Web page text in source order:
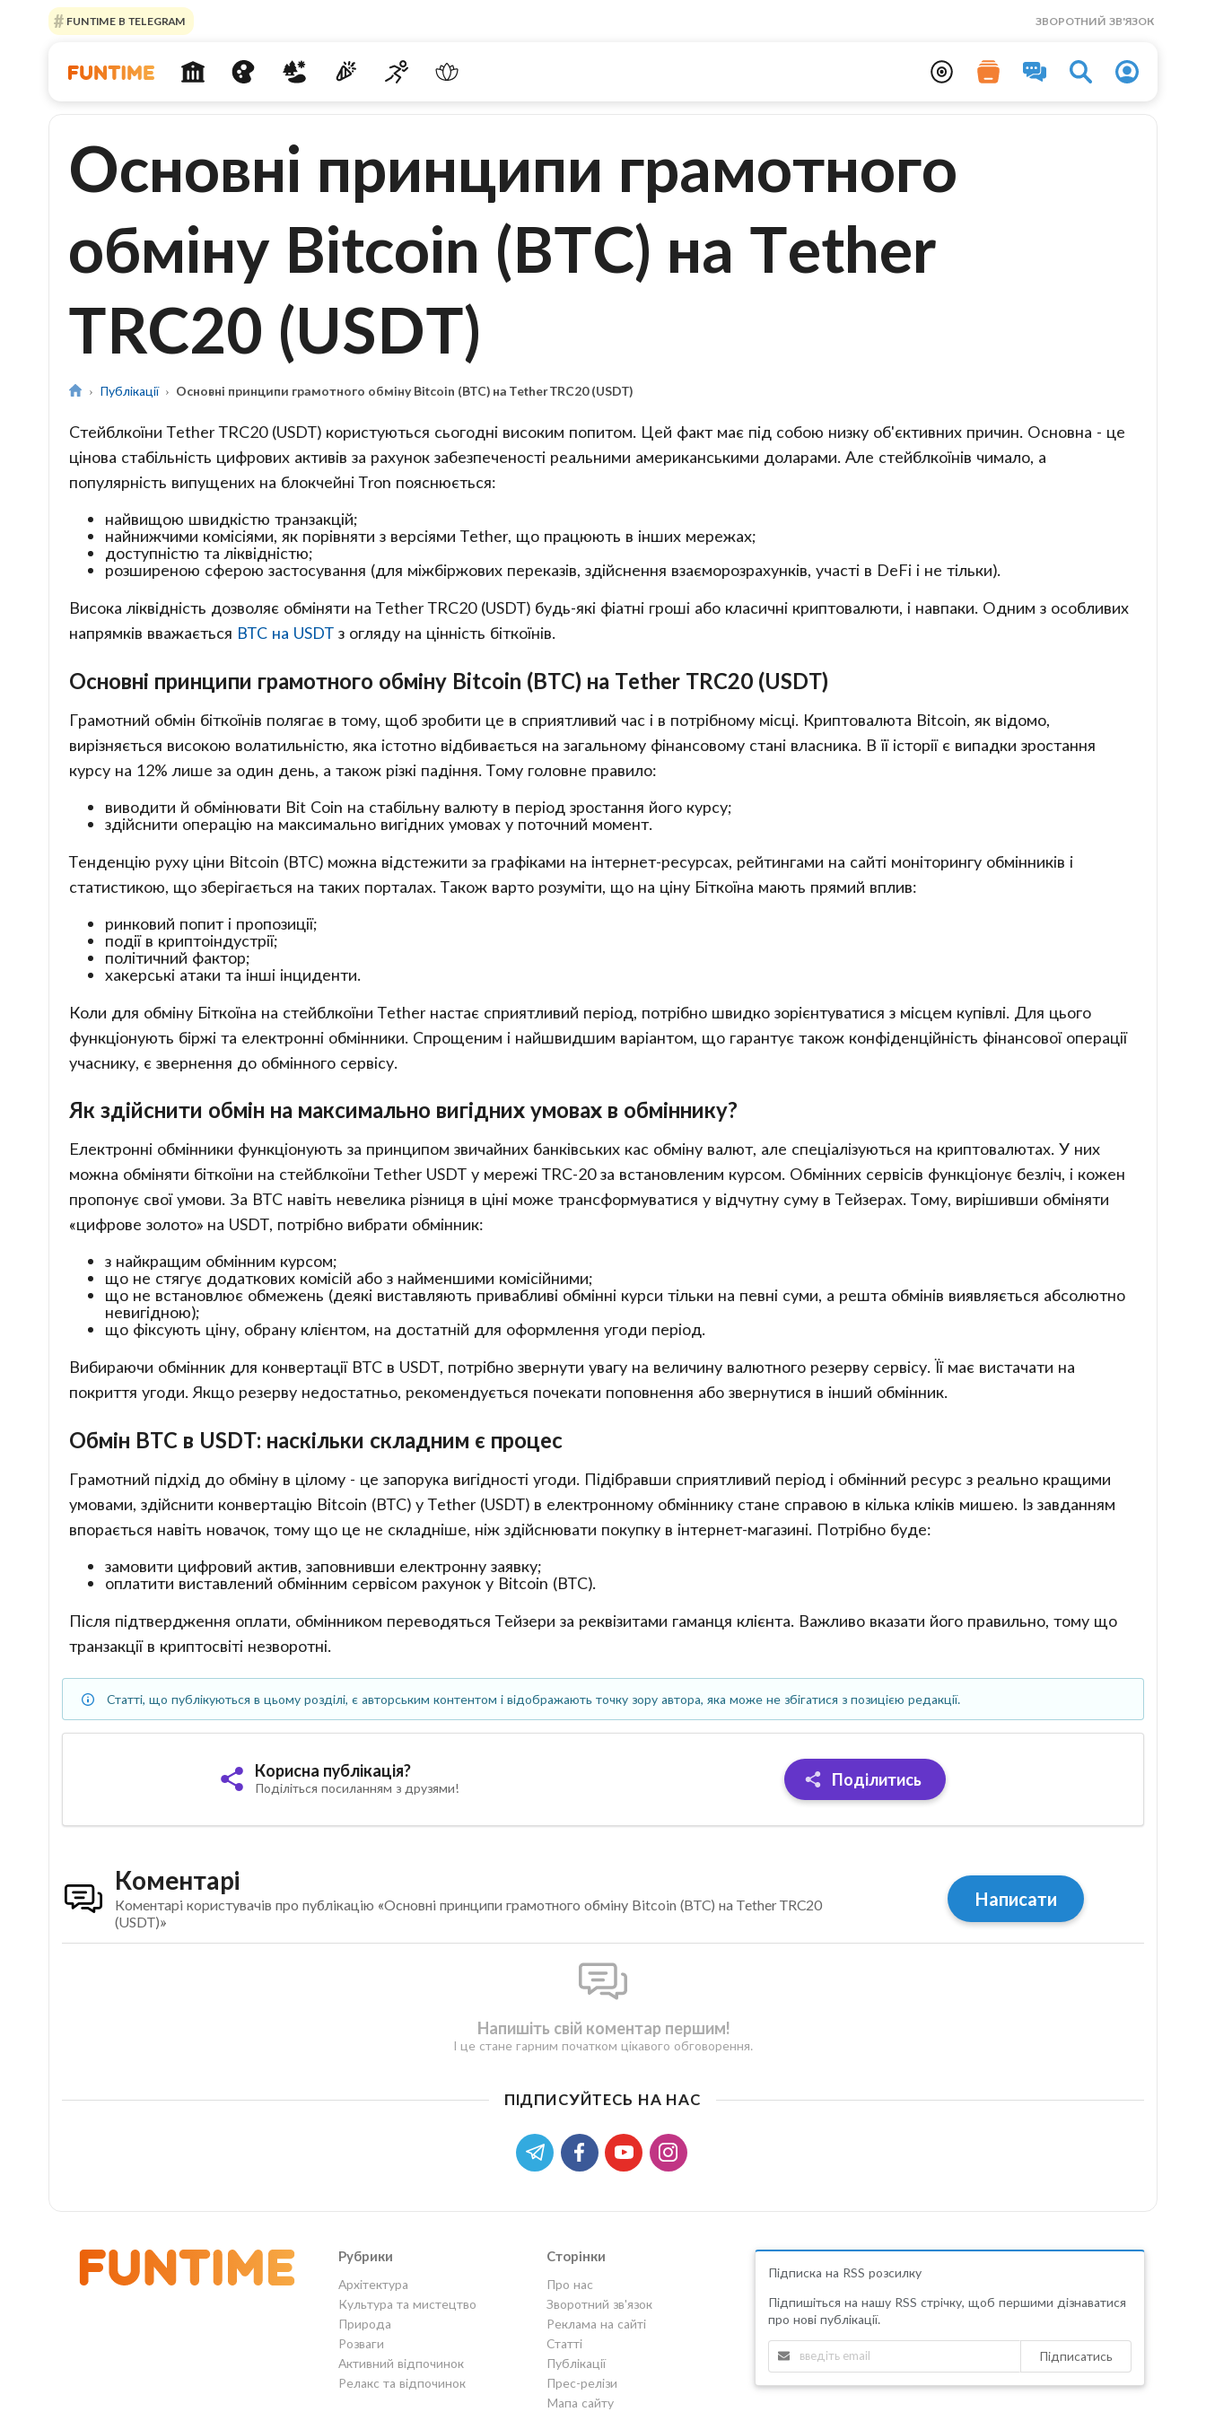
FUNTIME В TELEGRAM ЗВОРОТНИЙ ЗВ'ЯЗОК
Основні принципи грамотного
обміну Bitcoin (BTC) на Tether
TRC20 (USDT)
Публікації Основні принципи грамотного обміну Bitcoin (BTC) на Tether TRC20 (USDT)
Стейблкоїни Tether TRC20 (USDT) користуються сьогодні високим попитом. Цей факт має під собою низку об'єктивних причин. Основна - це
цінова стабільність цифрових активів за рахунок забезпеченості реальними американськими доларами. Але стейблкоїнів чимало, а
популярність випущених на блокчейні Tron пояснюється:
найвищою швидкістю транзакцій;
найнижчими комісіями, як порівняти з версіями Tether, що працюють в інших мережах;
доступністю та ліквідністю;
розширеною сферою застосування (для міжбіржових переказів, здійснення взаєморозрахунків, участі в DeFi і не тільки).
Висока ліквідність дозволяє обміняти на Tether TRC20 (USDT) будь-які фіатні гроші або класичні криптовалюти, і навпаки. Одним з особливих
напрямків вважається BTC на USDT з огляду на цінність біткоїнів.
Основні принципи грамотного обміну Bitcoin (BTC) на Tether TRC20 (USDT)
Грамотний обмін біткоїнів полягає в тому, щоб зробити це в сприятливий час і в потрібному місці. Криптовалюта Bitcoin, як відомо,
вирізняється високою волатильністю, яка істотно відбивається на загальному фінансовому стані власника. В її історії є випадки зростання
курсу на 12% лише за один день, а також різкі падіння. Тому головне правило:
виводити й обмінювати Bit Coin на стабільну валюту в період зростання його курсу;
здійснити операцію на максимально вигідних умовах у поточний момент.
Тенденцію руху ціни Bitcoin (BTC) можна відстежити за графіками на інтернет-ресурсах, рейтингами на сайті моніторингу обмінників і
статистикою, що зберігається на таких порталах. Також варто розуміти, що на ціну Біткоїна мають прямий вплив:
ринковий попит і пропозиції;
події в криптоіндустрії;
політичний фактор;
хакерські атаки та інші інциденти.
Коли для обміну Біткоїна на стейблкоїни Tether настає сприятливий період, потрібно швидко зорієнтуватися з місцем купівлі. Для цього
функціонують біржі та електронні обмінники. Спрощеним і найшвидшим варіантом, що гарантує також конфіденційність фінансової операції
учаснику, є звернення до обмінного сервісу.
Як здійснити обмін на максимально вигідних умовах в обміннику?
Електронні обмінники функціонують за принципом звичайних банківських кас обміну валют, але спеціалізуються на криптовалютах. У них
можна обміняти біткоїни на стейблкоїни Tether USDT у мережі TRC-20 за встановленим курсом. Обмінних сервісів функціонує безліч, і кожен
пропонує свої умови. За BTC навіть невелика різниця в ціні може трансформуватися у відчутну суму в Тейзерах. Тому, вирішивши обміняти
«цифрове золото» на USDT, потрібно вибрати обмінник:
з найкращим обмінним курсом;
що не стягує додаткових комісій або з найменшими комісійними;
що не встановлює обмежень (деякі виставляють привабливі обмінні курси тільки на певні суми, а решта обмінів виявляється абсолютно
невигідною);
що фіксують ціну, обрану клієнтом, на достатній для оформлення угоди період.
Вибираючи обмінник для конвертації BTC в USDT, потрібно звернути увагу на величину валютного резерву сервісу. Її має вистачати на
покриття угоди. Якщо резерву недостатньо, рекомендується почекати поповнення або звернутися в інший обмінник.
Обмін BTC в USDT: наскільки складним є процес
Грамотний підхід до обміну в цілому - це запорука вигідності угоди. Підібравши сприятливий період і обмінний ресурс з реально кращими
умовами, здійснити конвертацію Bitcoin (BTC) у Tether (USDT) в електронному обміннику стане справою в кілька кліків мишею. Із завданням
впорається навіть новачок, тому що це не складніше, ніж здійснювати покупку в інтернет-магазині. Потрібно буде:
замовити цифровий актив, заповнивши електронну заявку;
оплатити виставлений обмінним сервісом рахунок у Bitcoin (BTC).
Після підтвердження оплати, обмінником переводяться Тейзери за реквізитами гаманця клієнта. Важливо вказати його правильно, тому що
транзакції в криптосвіті незворотні.
Статті, що публікуються в цьому розділі, є авторським контентом і відображають точку зору автора, яка може не збігатися з позицією редакції.
Корисна публікація?
Поділіться посиланням з друзями! Поділитись
Коментарі
Коментарі користувачів про публікацію «Основні принципи грамотного обміну Bitcoin (BTC) на Tether TRC20
(USDT)»
Написати
Напишіть свій коментар першим!
І це стане гарним початком цікавого обговорення.
ПІДПИСУЙТЕСЬ НА НАС
Рубрики
Архітектура
Культура та мистецтво
Природа
Розваги
Активний відпочинок
Релакс та відпочинок
Сторінки
Про нас
Зворотний зв'язок
Реклама на сайті
Статті
Публікації
Прес-релізи
Мапа сайту
Підписка на RSS розсилку
Підпишіться на нашу RSS стрічку, щоб першими дізнаватися
про нові публікації.
Підписатись